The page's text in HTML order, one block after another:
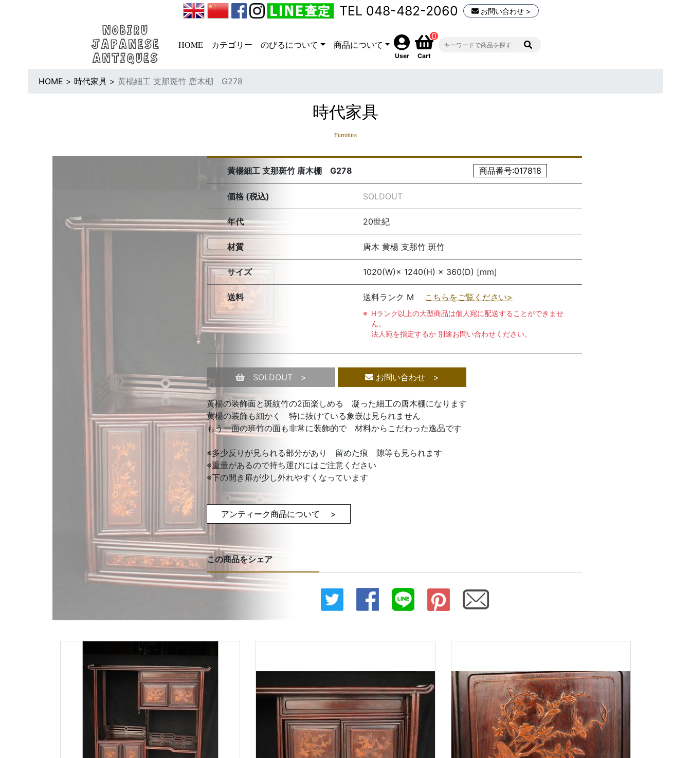
TEL 048-482-2060 お問い合わせ >
HOME カテゴリー のびるについて 商品について
User
0
Cart
HOME > 時代家具 > 黄楊細工 支那斑竹 唐木棚 G278
時代家具
Furniture
黄楊細工 支那斑竹 唐木棚 G278 商品番号:017818
価格 (税込) SOLDOUT
年代 20世紀
材質 唐木 黄楊 支那竹 斑竹
サイズ 1020(W)× 1240(H) × 360(D) [mm]
送料 送料ランク M こちらをご覧ください>
Hランク以上の大型商品は個人宛に配送することができませ
ん。
法人宛を指定するか 別途お問い合わせください。
SOLDOUT > お問い合わせ >
黄楊の装飾面と斑紋竹の2面楽しめる 凝った細工の唐木棚になります
黄楊の装飾も細かく 特に抜けている象嵌は見られません
もう一面の班竹の面も非常に装飾的で 材料からこだわった逸品です
※多少反りが見られる部分があり 留めた痕 隙等も見られます
※重量があるので持ち運びにはご注意ください
※下の開き扉が少し外れやすくなっています
アンティーク商品について >
この商品をシェア